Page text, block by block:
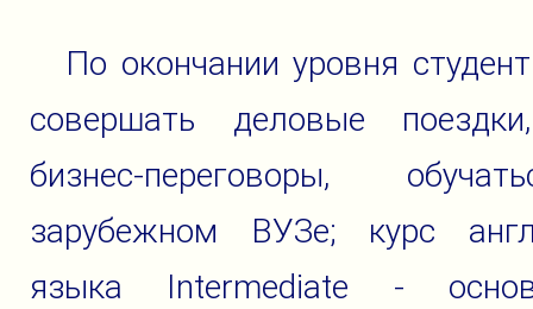
По окончании уровня
совершать деловые
бизнес-переговоры,
зарубежном ВУЗе; курс
языка Intermediate -